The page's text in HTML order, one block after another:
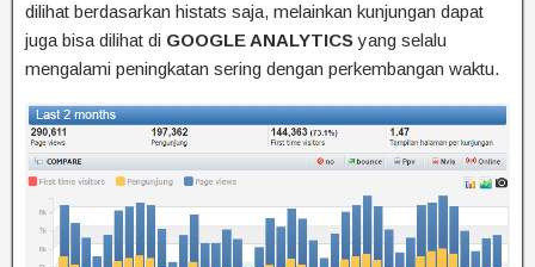
dilihat berdasarkan histats saja, melainkan kunjungan dapat
juga bisa dilihat di GOOGLE ANALYTICSyang selalu
mengalami peningkatan sering dengan perkembangan waktu.